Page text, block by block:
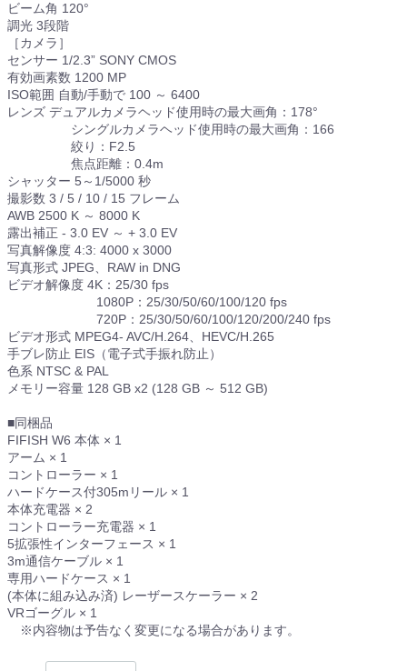
ビーム角 120°
調光 3段階
［カメラ］
センサー 1/2.3” SONY CMOS
有効画素数 1200 MP
ISO範囲 自動/手動で 100 ～ 6400
レンズ デュアルカメラヘッド使用時の最大画角：178°
シングルカメラヘッド使用時の最大画角：166
絞り：F2.5
焦点距離：0.4m
シャッター 5～1/5000 秒
撮影数 3 / 5 / 10 / 15 フレーム
AWB 2500 K ～ 8000 K
露出補正 - 3.0 EV ～ + 3.0 EV
写真解像度 4:3: 4000 x 3000
写真形式 JPEG、RAW in DNG
ビデオ解像度 4K：25/30 fps
1080P：25/30/50/60/100/120 fps
720P：25/30/50/60/100/120/200/240 fps
ビデオ形式 MPEG4- AVC/H.264、HEVC/H.265
手ブレ防止 EIS（電子式手振れ防止）
色系 NTSC & PAL
メモリー容量 128 GB x2 (128 GB ～ 512 GB)
■同梱品
FIFISH W6 本体 × 1
アーム × 1
コントローラー × 1
ハードケース付305mリール × 1
本体充電器 × 2
コントローラー充電器 × 1
5拡張性インターフェース × 1
3m通信ケーブル × 1
専用ハードケース × 1
(本体に組み込み済) レーザースケーラー × 2
VRゴーグル × 1
※内容物は予告なく変更になる場合があります。